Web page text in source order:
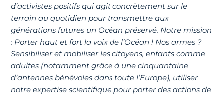
d’activistes positifs qui agit concrètement sur le
terrain au quotidien pour transmettre aux
générations futures un Océan préservé. Notre mission
: Porter haut et fort la voix de l’Océan ! Nos armes ?
Sensibiliser et mobiliser les citoyens, enfants comme
adultes (notamment grâce à une cinquantaine
d’antennes bénévoles dans toute l’Europe), utiliser
notre expertise scientifique pour porter des actions de